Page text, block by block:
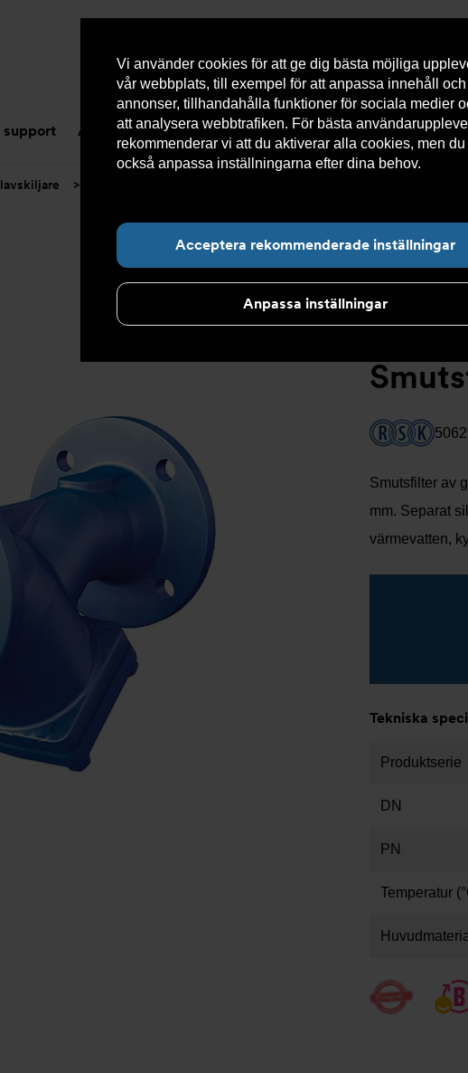
Vi använder cookies för att ge dig bästa möjliga
vår webbplats, till exempel för att anpassa innehåll och
annonser, tillhandahålla funktioner för sociala medier
att analysera webbtrafiken. För bästa
rekommenderar vi att du aktiverar alla cookies, men du
också anpassa inställningarna efter dina behov.
Acceptera rekommenderade inställningar
Anpassa inställningar
support Aktuellt Om Armatec Hållbarhet Kontakta oss
Hitta det
>
Smutsfilter av
mm. Separat
värmevatten,
Tekniska
Produktserie
DN
PN
Temperatur